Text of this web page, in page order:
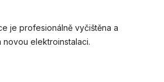
je profesionálně vyčištěna a
novou elektroinstalaci.